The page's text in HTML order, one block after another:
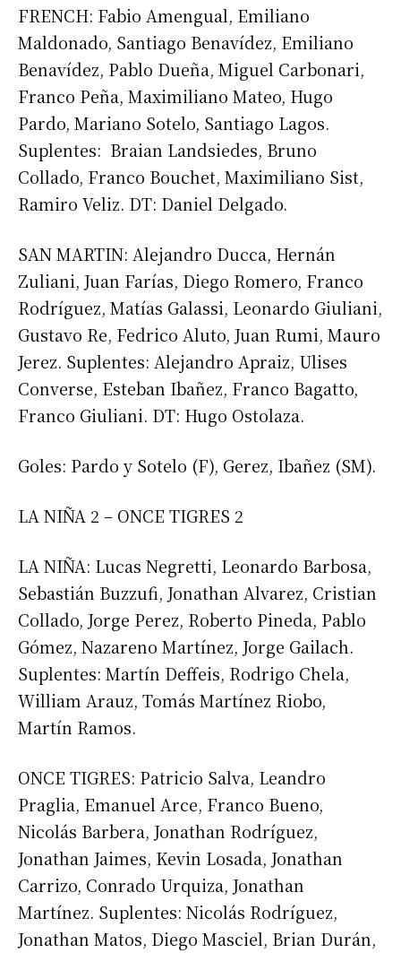
Suscribirme gratis
FRENCH: Fabio Amengual, Emiliano
Maldonado, Santiago Benavídez, Emiliano
Benavídez, Pablo Dueña, Miguel Carbonari,
Franco Peña, Maximiliano Mateo, Hugo
Pardo, Mariano Sotelo, Santiago Lagos.
Suplentes: Braian Landsiedes, Bruno
Collado, Franco Bouchet, Maximiliano Sist,
Ramiro Veliz. DT: Daniel Delgado.
SAN MARTIN: Alejandro Ducca, Hernán
Zuliani, Juan Farías, Diego Romero, Franco
Rodríguez, Matías Galassi, Leonardo Giuliani,
Gustavo Re, Fedrico Aluto, Juan Rumi, Mauro
Jerez. Suplentes: Alejandro Apraiz, Ulises
Converse, Esteban Ibañez, Franco Bagatto,
Franco Giuliani. DT: Hugo Ostolaza.
Goles: Pardo y Sotelo (F), Gerez, Ibañez (SM).
LA NIÑA 2 – ONCE TIGRES 2
LA NIÑA: Lucas Negretti, Leonardo Barbosa,
Sebastián Buzzufi, Jonathan Alvarez, Cristian
Collado, Jorge Perez, Roberto Pineda, Pablo
Gómez, Nazareno Martínez, Jorge Gailach.
Suplentes: Martín Deffeis, Rodrigo Chela,
William Arauz, Tomás Martínez Riobo,
Martín Ramos.
ONCE TIGRES: Patricio Salva, Leandro
Praglia, Emanuel Arce, Franco Bueno,
Nicolás Barbera, Jonathan Rodríguez,
Jonathan Jaimes, Kevin Losada, Jonathan
Carrizo, Conrado Urquiza, Jonathan
Martínez. Suplentes: Nicolás Rodríguez,
Jonathan Matos, Diego Masciel, Brian Durán,